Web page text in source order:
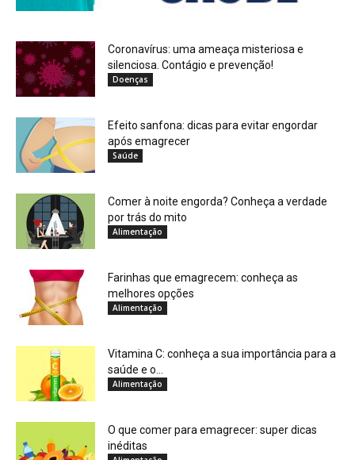
Coronavírus: uma ameaça misteriosa e
silenciosa. Contágio e prevenção!
Doenças
Efeito sanfona: dicas para evitar engordar
após emagrecer
Saúde
Comer à noite engorda? Conheça a verdade
por trás do mito
Alimentação
Farinhas que emagrecem: conheça as
melhores opções
Alimentação
Vitamina C: conheça a sua importância para a
saúde e o...
Alimentação
O que comer para emagrecer: super dicas
inéditas